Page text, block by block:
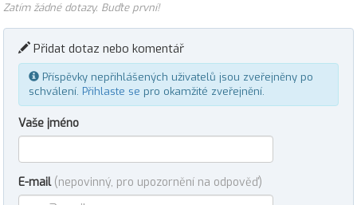
Zatím žádné dotazy. Buďte první!
Přidat dotaz nebo komentář
Příspěvky nepřihlášených uživatelů jsou zveřejněny po
schválení. Přihlaste se pro okamžité zveřejnění.
Vaše jméno
E-mail (nepovinný, pro upozornění na odpověď)